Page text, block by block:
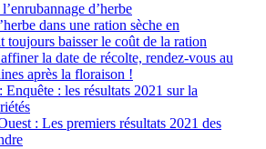
d’herbe
dans une ration sèche en
toujours baisser le coût de la ration
la date de récolte, rendez-vous au
après la floraison !
Enquête : les résultats 2021 sur la
: Les premiers résultats 2021 des